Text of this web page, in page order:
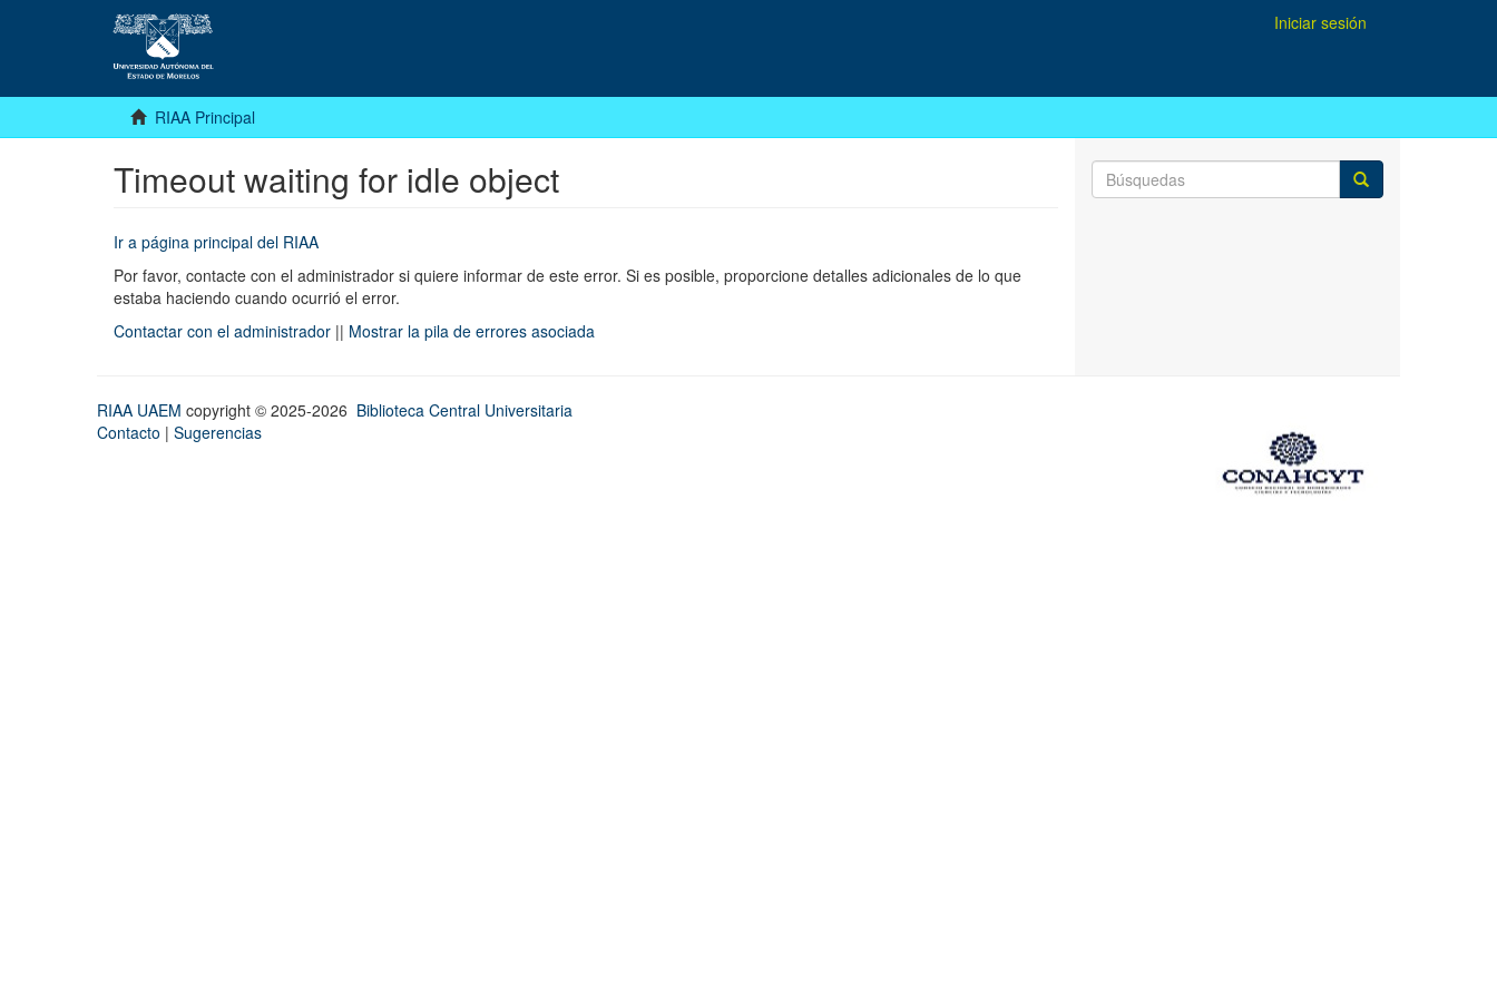
Iniciar sesión
RIAA Principal
Timeout waiting for idle object
Ir a página principal del RIAA
Por favor, contacte con el administrador si quiere informar de este error. Si es posible, proporcione detalles adicionales de lo que
estaba haciendo cuando ocurrió el error.
Contactar con el administrador || Mostrar la pila de errores asociada
RIAA UAEM copyright © 2025-2026 Biblioteca Central Universitaria
Contacto | Sugerencias